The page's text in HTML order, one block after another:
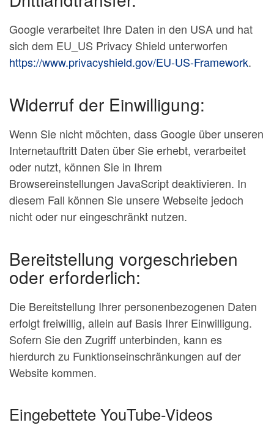
Google verarbeitet Ihre Daten in den USA und hat
sich dem EU_US Privacy Shield unterworfen
https://www.privacyshield.gov/EU-US-Framework.
Widerruf der Einwilligung:
Wenn Sie nicht möchten, dass Google über unseren
Internetauftritt Daten über Sie erhebt, verarbeitet
oder nutzt, können Sie in Ihrem
Browsereinstellungen JavaScript deaktivieren. In
diesem Fall können Sie unsere Webseite jedoch
nicht oder nur eingeschränkt nutzen.
Bereitstellung vorgeschrieben
oder erforderlich:
Die Bereitstellung Ihrer personenbezogenen Daten
erfolgt freiwillig, allein auf Basis Ihrer Einwilligung.
Sofern Sie den Zugriff unterbinden, kann es
hierdurch zu Funktionseinschränkungen auf der
Website kommen.
Eingebettete YouTube-Videos